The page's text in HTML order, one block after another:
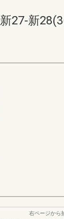
27-新
右ページから